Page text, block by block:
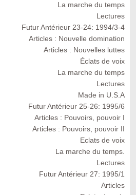
La marche du temps
Lectures
Futur Antérieur 23-24: 1994/3-4
Articles : Nouvelle domination
Articles : Nouvelles luttes
Éclats de voix
La marche du temps
Lectures
Made in U.S.A
Futur Antérieur 25-26: 1995/6
Articles : Pouvoirs, pouvoir I
Articles : Pouvoirs, pouvoir II
Eclats de voix
La marche du temps.
Lectures
Futur Antérieur 27: 1995/1
Articles